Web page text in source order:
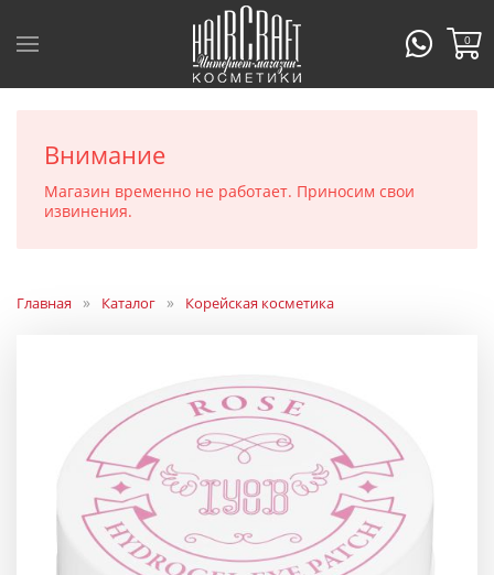
0
Внимание
Магазин временно не работает. Приносим свои
извинения.
Главная Каталог Корейская косметика